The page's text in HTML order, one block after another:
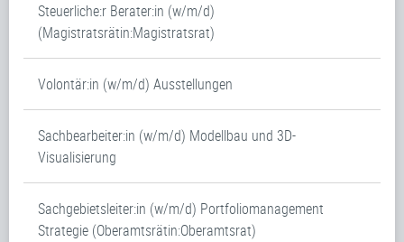
Steuerliche:r Berater:in (w/m/d)
(Magistratsrätin:Magistratsrat)
Volontär:in (w/m/d) Ausstellungen
Sachbearbeiter:in (w/m/d) Modellbau und 3D-
Visualisierung
Sachgebietsleiter:in (w/m/d) Portfoliomanagement
Strategie (Oberamtsrätin:Oberamtsrat)